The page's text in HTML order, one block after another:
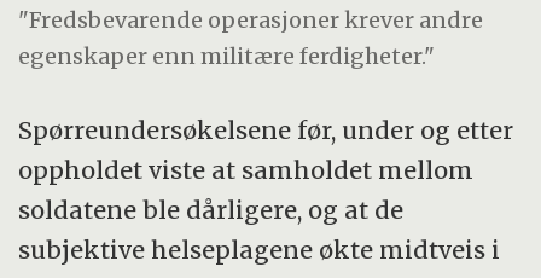
"Fredsbevarende operasjoner krever andre
egenskaper enn militære ferdigheter."
Spørreundersøkelsene før, under og etter
oppholdet viste at samholdet mellom
soldatene ble dårligere, og at de
subjektive helseplagene økte midtveis i